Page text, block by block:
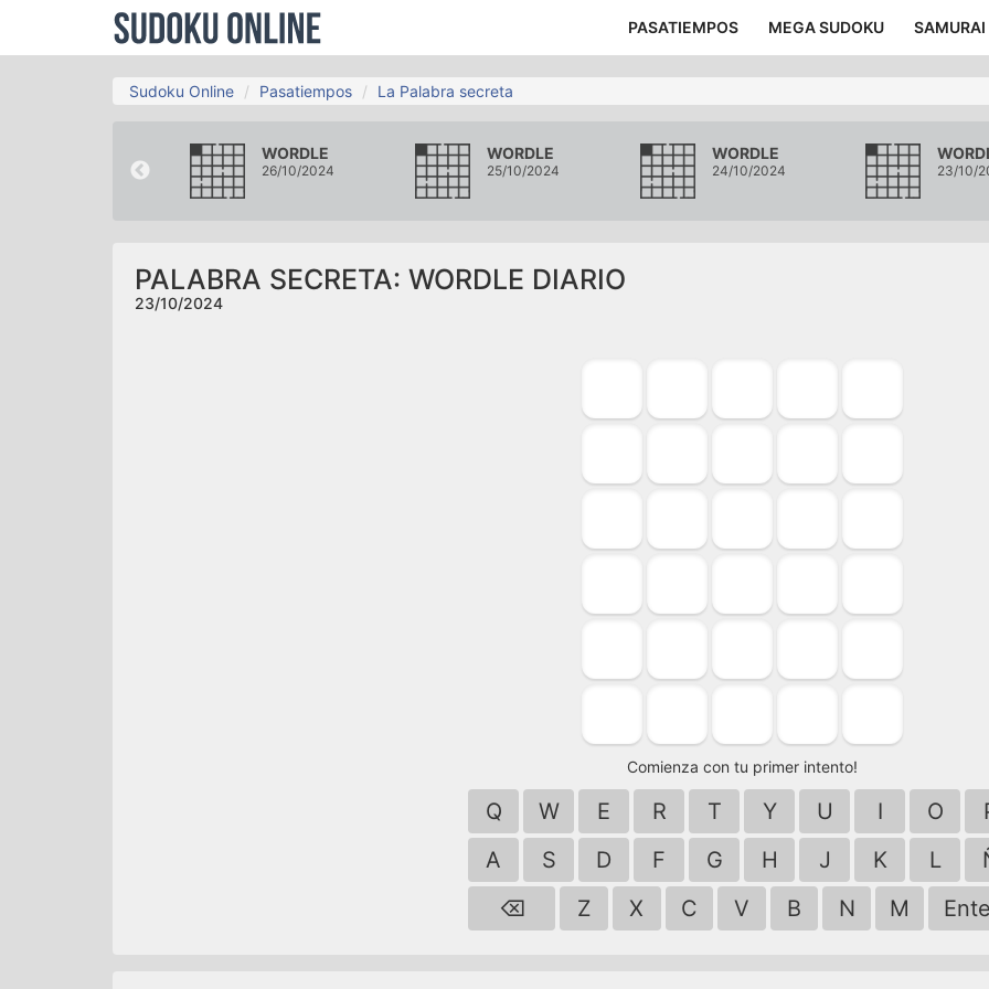
PASATIEMPOS MEGA SUDOKU SAMURAI
Sudoku Online Pasatiempos La Palabra secreta
WORDLE
26/10/2024
WORDLE
25/10/2024
WORDLE
24/10/2024 23/10/
PALABRA SECRETA: WORDLE DIARIO
23/10/2024
Comienza con tu primer intento!
Q W E R T Y U I O
A
S D F G H J K L
⌫
Z X C V B N M